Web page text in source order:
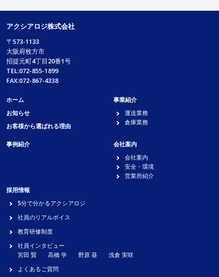
アクシアロジ株式会社
〒573-1133
大阪府枚方市
招提元町4丁目20番1号
TEL:072-855-1899
FAX:072-867-4338
ホーム
お知らせ
お客様から選ばれる理由
事業紹介
運送業務
倉庫業務
事例紹介
会社案内
会社案内
安全・環境
営業所紹介
採用情報
5分で分かるアクシアロジ
社員のリアルボイス
教育研修制度
社員インタビュー
宮田 賢
高橋 学 野原 葵
浅倉 実咲
よくあるご質問